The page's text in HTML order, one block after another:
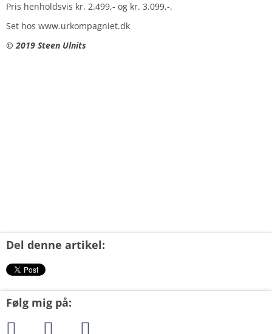
Pris henholdsvis kr. 2.499,- og kr. 3.099,-.
Set hos www.urkompagniet.dk
© 2019 Steen Ulnits
Del denne artikel:
Følg mig på: